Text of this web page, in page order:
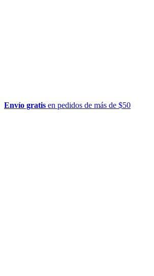
Envío gratis en pedidos de más de $50